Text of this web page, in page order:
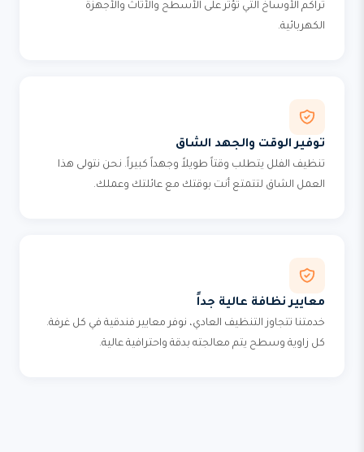
تراكم الأوساخ التي تؤثر على الأسطح والأثاث والأجهزة
الكهربائية.
توفير الوقت والجهد الشاق
تنظيف الفلل يتطلب وقتاً طويلاً وجهداً كبيراً. نحن نتولى هذا
العمل الشاق لتتمتع أنت بوقتك مع عائلتك وعملك.
معايير نظافة عالية جداً
خدمتنا تتجاوز التنظيف العادي، نوفر معايير فندقية في كل غرفة.
كل زاوية وسطح يتم معالجته بدقة واحترافية عالية.